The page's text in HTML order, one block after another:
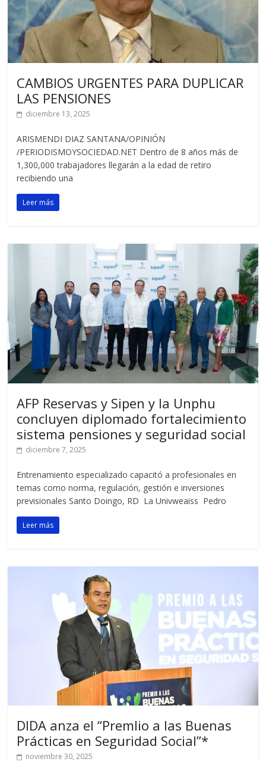
CAMBIOS URGENTES PARA DUPLICAR
LAS PENSIONES
diciembre 13, 2025
ARISMENDI DIAZ SANTANA/OPINIÓN
/PERIODISMOYSOCIEDAD.NET Dentro de 8 años más de
1,300,000 trabajadores llegarán a la edad de retiro
recibiendo una
Leer más
AFP Reservas y Sipen y la Unphu
concluyen diplomado fortalecimiento
sistema pensiones y seguridad social
diciembre 7, 2025
Entrenamiento especializado capacitó a profesionales en
temas como norma, regulación, gestión e inversiones
previsionales Santo Doingo, RD La Univweaiss Pedro
Leer más
DIDA anza el “Premlio a las Buenas
Prácticas en Seguridad Social”*
noviembre 30, 2025